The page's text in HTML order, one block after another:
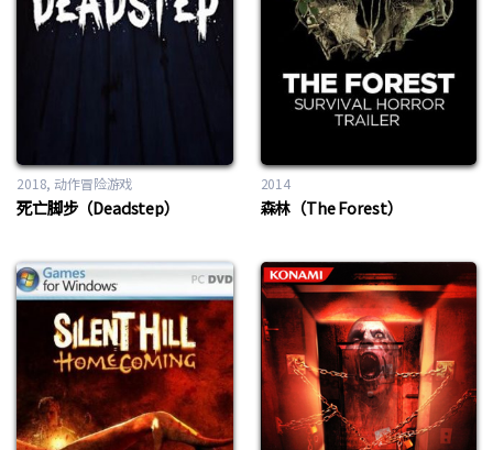
2018 动作冒险游戏
死亡脚步（Deadstep）
2014
森林（The Forest）